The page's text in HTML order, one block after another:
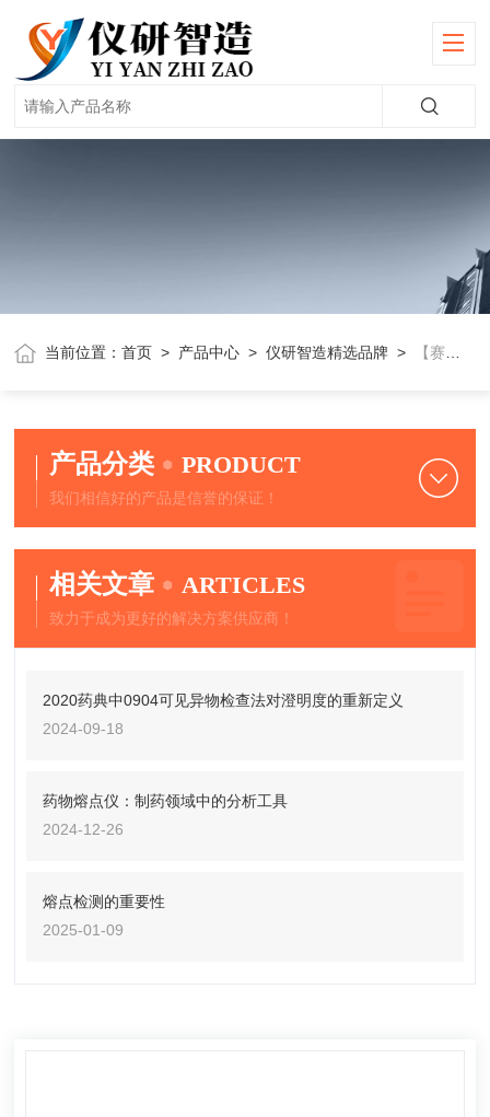
当前位置：首页 > 产品中心 >仪研智造精选品牌 > 【赛多利斯】超纯水机
产品分类 PRODUCT
我们相信好的产品是信誉的保证！
相关文章 ARTICLES
致力于成为更好的解决方案供应商！
2020药典中0904可见异物检查法对澄明度的重新定义
2024-09-18
药物熔点仪：制药领域中的分析工具
2024-12-26
熔点检测的重要性
2025-01-09